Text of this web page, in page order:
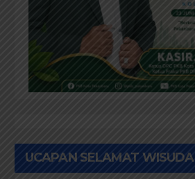
UCAPAN SELAMAT WISUDA